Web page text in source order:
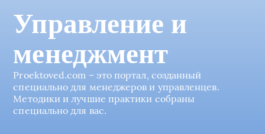
Управление и
менеджмент
Proektoved.com – это портал, созданный
специально для менеджеров и управленцев.
Методики и лучшие практики собраны
специально для вас.